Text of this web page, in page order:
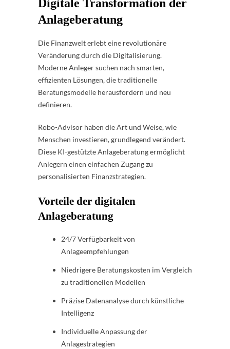
Digitale Transformation der
Anlageberatung
Die Finanzwelt erlebt eine revolutionäre
Veränderung durch die Digitalisierung.
Moderne Anleger suchen nach smarten,
effizienten Lösungen, die traditionelle
Beratungsmodelle herausfordern und neu
definieren.
Robo-Advisor haben die Art und Weise, wie
Menschen investieren, grundlegend verändert.
Diese KI-gestützte Anlageberatung ermöglicht
Anlegern einen einfachen Zugang zu
personalisierten Finanzstrategien.
Vorteile der digitalen
Anlageberatung
24/7 Verfügbarkeit von
Anlageempfehlungen
Niedrigere Beratungskosten im Vergleich
zu traditionellen Modellen
Präzise Datenanalyse durch künstliche
Intelligenz
Individuelle Anpassung der
Anlagestrategien